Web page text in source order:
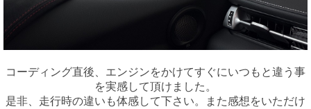
コーディング直後、エンジンをかけてすぐにいつもと違う事
を実感して頂けました。
是非、走行時の違いも体感して下さい。また感想をいただけ